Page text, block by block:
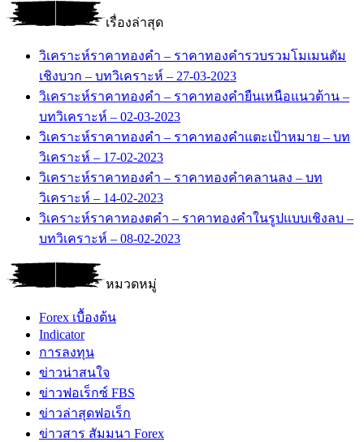
เรื่องล่าสุด
วิเคราะห์ราคาทองคำ – ราคาทองคำรวบรวมโมเมนตัม
เชิงบวก – บทวิเคราะห์ – 27-03-2023
วิเคราะห์ราคาทองคำ – ราคาทองคำยืนเหนือแนวต้าน –
บทวิเคราะห์ – 02-03-2023
วิเคราะห์ราคาทองคำ – ราคาทองคำแตะเป้าหมาย – บท
วิเคราะห์ – 17-02-2023
วิเคราะห์ราคาทองคำ – ราคาทองคำคลานลง – บท
วิเคราะห์ – 14-02-2023
วิเคราะห์ราคาทองตคำ – ราคาทองคำในรูปแบบเชิงลบ –
บทวิเคราะห์ – 08-02-2023
หมวดหมู่
Forex เบื้องต้น
Indicator
การลงทุน
ข่าวน่าสนใจ
ข่าวฟอเร็กซ์ FBS
ข่าวล่าสุดฟอเร็ก
ข่าวสาร สัมมนา Forex